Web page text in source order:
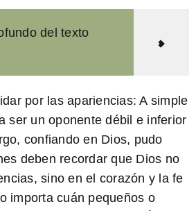
del texto
por las apariencias: A simple
ser un oponente débil e inferior
confiando en Dios, pudo
deben recordar que Dios no
sino en el corazón y la fe
importa cuán pequeños o